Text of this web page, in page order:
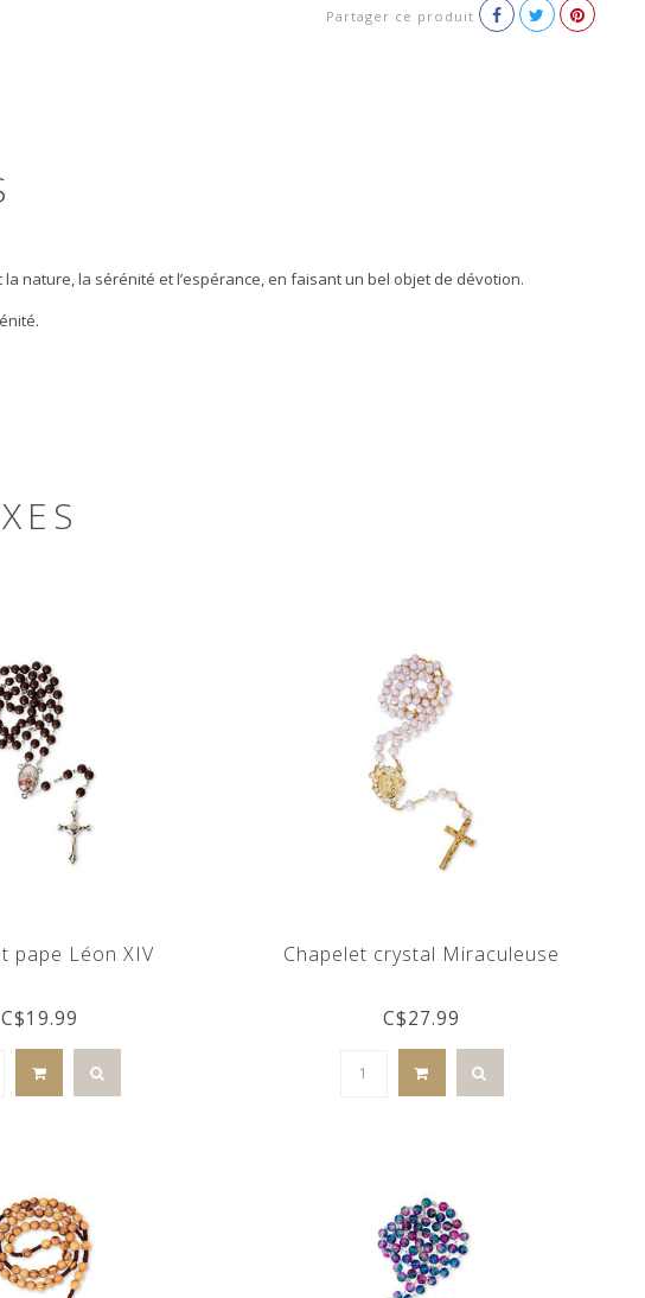
Partager ce produit
nature, la sérénité et l’espérance, en faisant un bel objet de dévotion.
pape Léon XIV
C$19.99
Chapelet crystal Miraculeuse
C$27.99